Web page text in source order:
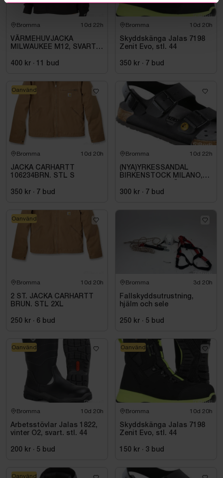
Bromma 10d 22h
VÄRMEHUVJACKA
MILWAUKEE M12, SVART
400 kr · 11 bud
Bromma 10d 20h
Skyddskänga Jalas 7198
Zenit Evo, stl. 44
350 kr · 7 bud
Bromma 10d 20h
JACKA CARHARTT
106234BRN. STL S
350 kr · 7 bud
Oanvänd
Bromma 10d 22h
(NYA)YRKESSANDAL
BIRKENSTOCK MILANO,
SVART. STL 42
300 kr · 7 bud
Bromma 10d 20h
2 ST. JACKA CARHARTT
BRUN. STL 2XL
250 kr · 6 bud
Oanvänd
Bromma 3d 20h
Fallskyddsutrustning,
hjälm och sele
250 kr · 5 bud
Bromma 10d 20h
Arbetsstövlar Jalas 1822,
vinter O2, svart. stl. 44
200 kr · 5 bud
Oanvänd
Bromma 10d 20h
Skyddskänga Jalas 7198
Zenit Evo, stl. 44
150 kr · 3 bud
Oanvänd
Oanvänd